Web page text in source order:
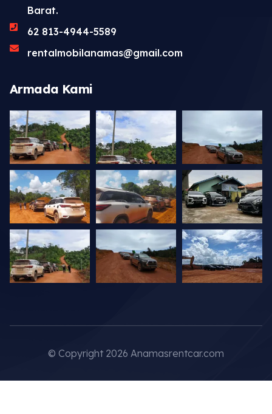
Barat.
62 813-4944-5589
rentalmobilanamas@gmail.com
Armada Kami
© Copyright 2026 Anamasrentcar.com